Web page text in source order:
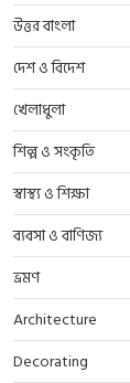
উত্তর বাংলা
দেশ ও বিদেশ
খেলাধুলা
শিল্প ও সংকৃতি
স্বাস্থ্য ও শিক্ষা
ব্যবসা ও বাণিজ্য
ভ্রমণ
Architecture
Decorating